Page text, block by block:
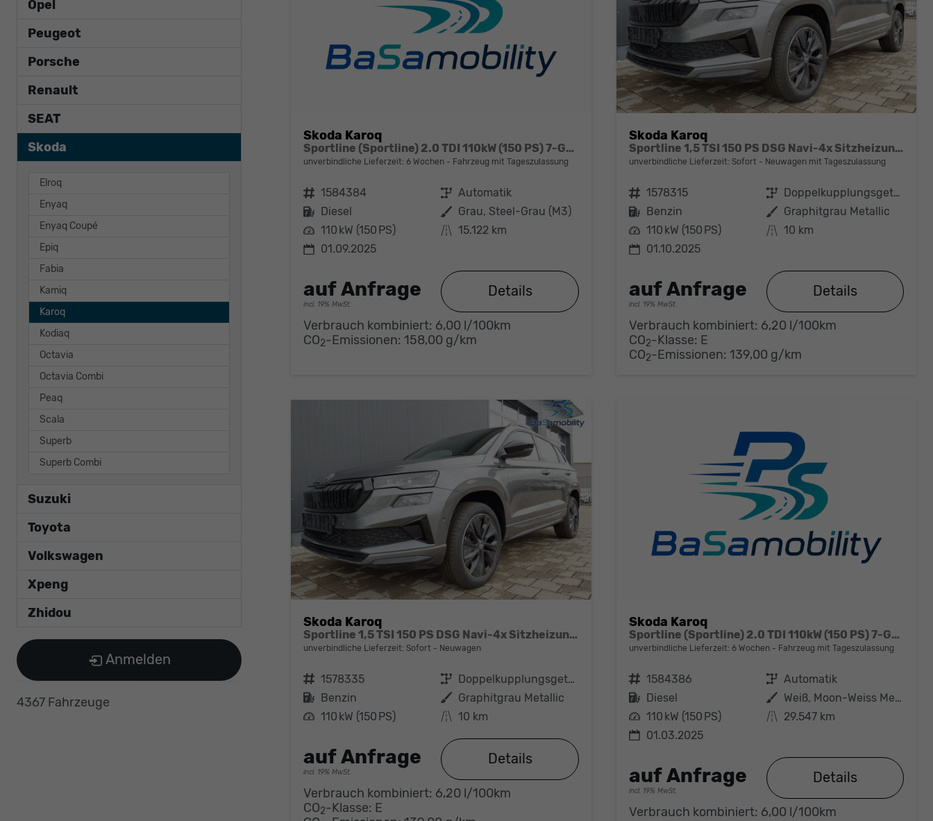
Skoda Karoq
Sportline (Sportline) 2.0 TDI 110kW (150 PS) 7-Gang DSG 4x4
unverbindliche Lieferzeit:6 Wochen Fahrzeug mit Tageszulassung
Fahrzeugnr. 1584384 Getriebe Automatik
Kraftstoff Diesel Außenfarbe Grau, Steel-Grau (M3)
Leistung 110 kW (150 PS) Kilometerstand 15.122 km
01.09.2025
auf Anfrage
incl. 19% MwSt.
Details
Verbrauch kombiniert: 6,00 l/100km
CO2-Emissionen:158,00 g/km
Skoda Karoq
Sportline 1,5 TSI 150 PS DSG Navi-4x Sitzheizung-Canton Sound-Anhängerkupplung-LED-Matrix-AppleCarPlay-Android-Auto-ACC-Kessy-2-Zonen-Klimaautomatik-18''Alu-Sofort
unverbindliche Lieferzeit: Sofort Neuwagen mit Tageszulassung
Fahrzeugnr. 1578315 Getriebe
Doppelkupplungsgetriebe (DSG)
Kraftstoff Benzin Außenfarbe Graphitgrau Metallic
Leistung 110 kW (150 PS) Kilometerstand 10 km
01.10.2025
auf Anfrage
incl. 19% MwSt.
Details
Verbrauch kombiniert: 6,20 l/100km
CO2-Klasse: E
CO2-Emissionen: 139,00 g/km
Skoda Karoq
Sportline 1,5 TSI 150 PS DSG Navi-4x Sitzheizung-Canton Sound-Anhängerkupplung-LED-Matrix-AppleCarPlay-Android-Auto-ACC-Kessy-2-Zonen-Klimaautomatik-18''Alu-Sofort
unverbindliche Lieferzeit: Sofort Neuwagen
Fahrzeugnr. 1578335 Getriebe
Doppelkupplungsgetriebe (DSG)
Kraftstoff Benzin Außenfarbe Graphitgrau Metallic
Leistung 110 kW (150 PS) Kilometerstand 10 km
auf Anfrage
incl. 19% MwSt.
Details
Verbrauch kombiniert: 6,20 l/100km
CO2-Klasse: E
Skoda Karoq
Sportline (Sportline) 2.0 TDI 110kW (150 PS) 7-Gang DSG 4x4
unverbindliche Lieferzeit: 6 Wochen Fahrzeug mit Tageszulassung
Fahrzeugnr. 1584386 Getriebe Automatik
Kraftstoff Diesel Außenfarbe
Weiß, Moon-Weiss Metallic (2Y)
Leistung 110 kW (150 PS) Kilometerstand 29.547 km
01.03.2025
auf Anfrage
incl. 19% MwSt.
Details
Verbrauch kombiniert: 6,00 l/100km
Opel
Peugeot
Porsche
Renault
SEAT
Skoda
Elroq
Enyaq
Enyaq Coupé
Epiq
Fabia
Kamiq
Karoq
Kodiaq
Octavia
Octavia Combi
Peaq
Scala
Superb
Superb Combi
Suzuki
Toyota
Volkswagen
Xpeng
Zhidou
Anmelden
4367 Fahrzeuge